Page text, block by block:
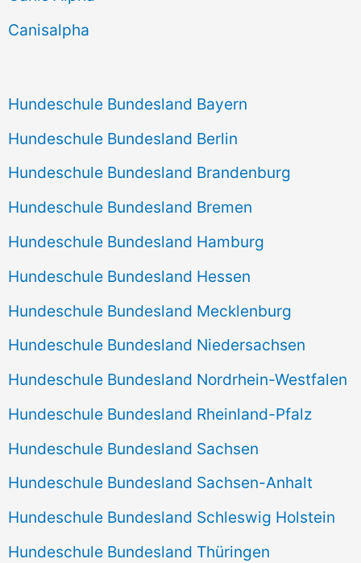
h
Canisalpha
Hundeschule Bundesland Bayern
Hundeschule Bundesland Berlin
Hundeschule Bundesland Brandenburg
Hundeschule Bundesland Bremen
Hundeschule Bundesland Hamburg
Hundeschule Bundesland Hessen
Hundeschule Bundesland Mecklenburg
Hundeschule Bundesland Niedersachsen
Hundeschule Bundesland Nordrhein-Westfalen
Hundeschule Bundesland Rheinland-Pfalz
Hundeschule Bundesland Sachsen
Hundeschule Bundesland Sachsen-Anhalt
Hundeschule Bundesland Schleswig Holstein
Hundeschule Bundesland Thüringen